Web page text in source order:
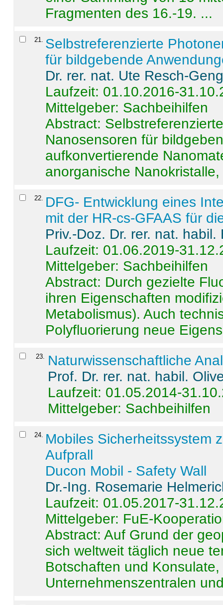
Fragmenten des 16.-19. ...
21
Selbstreferenzierte
für bildgebende
Dr. rer. nat. Ute Resch-
Laufzeit: 01.10.2016-
Mittelgeber: Sachbeihilfen
Abstract:
Nanosensoren für
aufkonvertierende
anorganische
22
DFG- Entwicklung eines
mit der HR-cs-GFAAS für
Priv.-Doz. Dr. rer. nat.
Laufzeit: 01.06.2019-
Mittelgeber: Sachbeihilfen
Abstract: Durch gezielte
ihren Eigenschaften
Metabolismus). Auch
Polyfluorierung neue
23. Naturwissenschaftliche
Prof. Dr. rer. nat. habil.
Laufzeit: 01.05.2014-
Mittelgeber: Sachbeihilfen
24. Mobiles Sicherheitssystem
Aufprall
Ducon Mobil - Safety Wall
Dr.-Ing. Rosemarie
Laufzeit: 01.05.2017-
Mittelgeber: FuE-
Abstract:Auf Grund der
sich weltweit täglich neue
Botschaften und
Unternehmenszentralen